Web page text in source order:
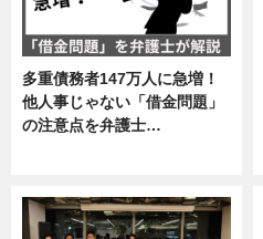
多重債務者147万人に急増！
他人事じゃない「借金問題」
の注意点を弁護士…